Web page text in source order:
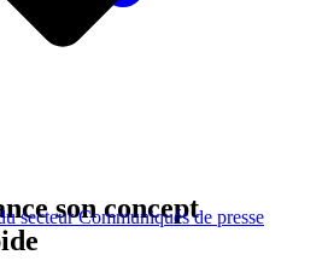
secteurCommuniqués de presse
son concept